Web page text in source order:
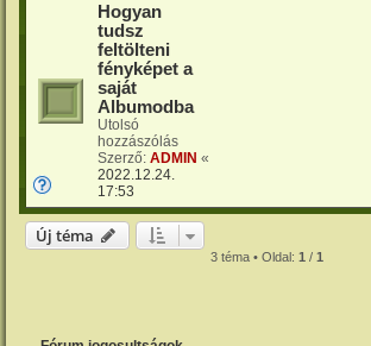
Hogyan
tudsz
feltölteni
fényképet a
saját
Albumodba
Utolsó
hozzászólás
Szerző: ADMIN «
2022.12.24.
17:53
Új téma
3 téma • Oldal: 1 / 1